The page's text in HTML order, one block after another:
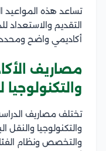
تساعد هذه المواعيد
التقديم والاستعداد
أكاديمي واضح ومحدد
مصاريف
والتكنولوجيا
تختلف مصاريف
والتكنولوجيا والنقل
والتخصص ونظام